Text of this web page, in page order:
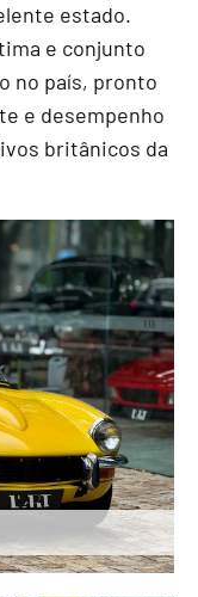
estado.
e conjunto
no país, pronto
e desempenho
britânicos da